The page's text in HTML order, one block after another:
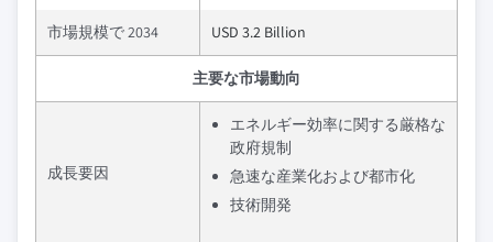
市場規模で 2034 USD 3.2 Billion
主要な市場動向
成長要因
エネルギー効率に関する厳格な
政府規制
急速な産業化および都市化
技術開発